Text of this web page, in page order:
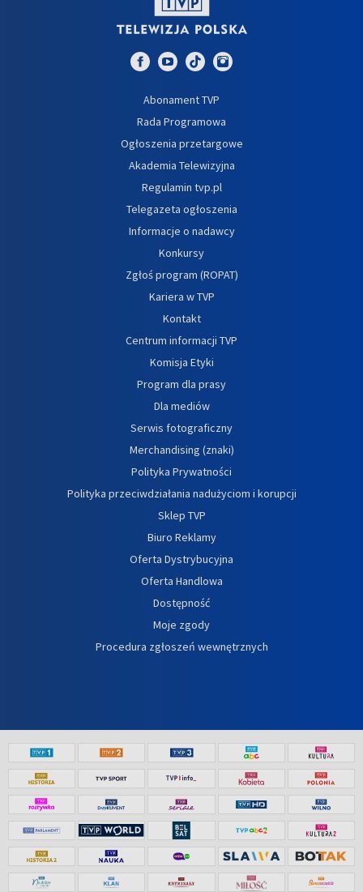
Abonament TVP
Rada Programowa
Ogłoszenia przetargowe
Akademia Telewizyjna
Regulamin tvp.pl
Telegazeta ogłoszenia
Informacje o nadawcy
Konkursy
Zgłoś program (ROPAT)
Kariera w TVP
Kontakt
Centrum informacji TVP
Komisja Etyki
Program dla prasy
Dla mediów
Serwis fotograficzny
Merchandising (znaki)
Polityka Prywatności
Polityka przeciwdziałania nadużyciom i korupcji
Sklep TVP
Biuro Reklamy
Oferta Dystrybucyjna
Oferta Handlowa
Dostępność
Moje zgody
Procedura zgłoszeń wewnętrznych